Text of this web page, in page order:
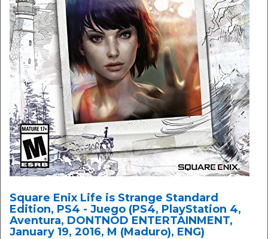
Square Enix Life is Strange Standard
Edition, PS4 - Juego (PS4, PlayStation 4,
Aventura, DONTNOD ENTERTAINMENT,
January 19, 2016, M (Maduro), ENG)